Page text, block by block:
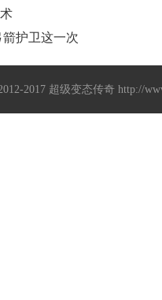
护卫这一次
2017 超级变态传奇 http://